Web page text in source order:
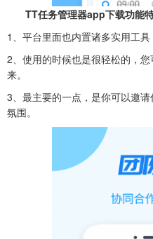
TT任务管理器app下载功能
1、平台里面也内置诸多实用工
2、使用的时候也是很轻松的，
来。
3、最主要的一点，是你可以邀
氛围。